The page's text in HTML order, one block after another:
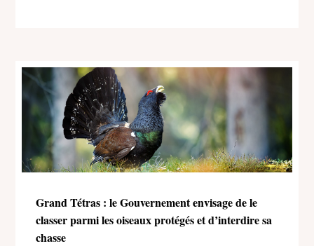
Grand Tétras : le Gouvernement envisage de le
classer parmi les oiseaux protégés et d’interdire sa
chasse